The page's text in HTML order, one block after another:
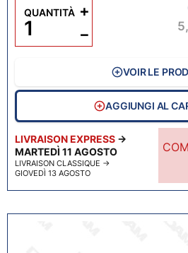
LIVRAISON EXPRESS →
MARTEDÌ 11 AGOSTO
LIVRAISON CLASSIQUE →
GIOVEDÌ 13 AGOSTO
QUANTITÀ
−
+
VOIR LE
AGGIUNGI AL